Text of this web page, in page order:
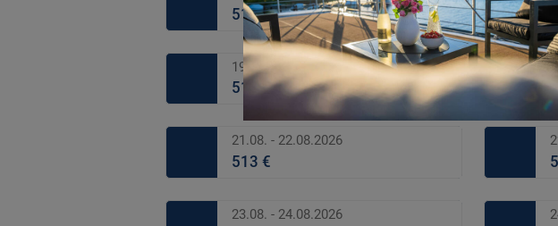
513 €
19.08. - 20.08.2026
513 €
21.08. - 22.08.2026
513 €
23.08. - 24.08.2026